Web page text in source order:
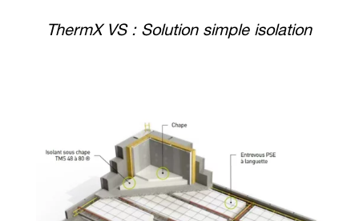
ThermX VS : Solution simple isolation